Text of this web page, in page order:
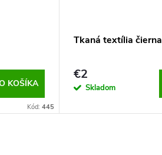
KOŠÍKA
Kód: 445
Tkaná textília čierna
€2
Skladom